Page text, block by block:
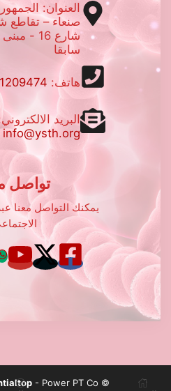
العنوان:
صنعاء – تقاطع
شارع 16 -
سابقا
هاتف:
البريد
info@ysth.org
تواصل
يمكنك التواصل معنا
© Created by
- Power PT Co.